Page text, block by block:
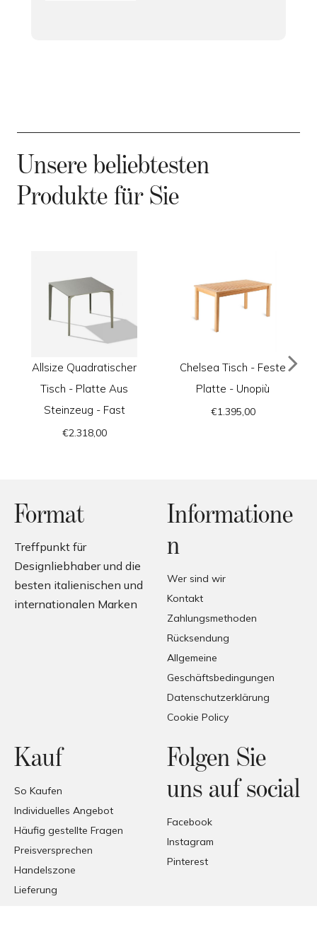
Unsere beliebtesten
Produkte für Sie
Allsize Quadratischer
Tisch - Platte Aus
Steinzeug - Fast
€2.318,00
Chelsea Tisch - Feste
Platte - Unopiù
€1.395,00
Format
Treffpunkt für
Designliebhaber und die
besten italienischen und
internationalen Marken
Informatione
n
Wer sind wir
Kontakt
Zahlungsmethoden
Rücksendung
Allgemeine
Geschäftsbedingungen
Datenschutzerklärung
Cookie Policy
Kauf
So Kaufen
Individuelles Angebot
Häufig gestellte Fragen
Preisversprechen
Handelszone
Lieferung
Folgen Sie
uns auf social
Facebook
Instagram
Pinterest